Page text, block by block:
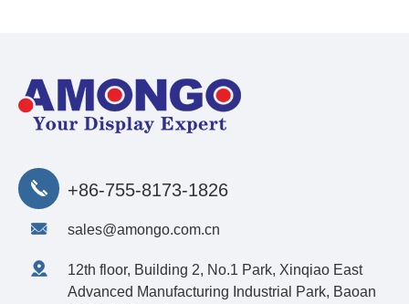
+86-755-8173-1826
sales@amongo.com.cn
12th floor, Building 2, No.1 Park, Xinqiao East
Advanced Manufacturing Industrial Park, Baoan